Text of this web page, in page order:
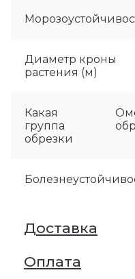
Диаметр кроны
растения (м)
Какая
группа
обрезки
Доставка
Оплата